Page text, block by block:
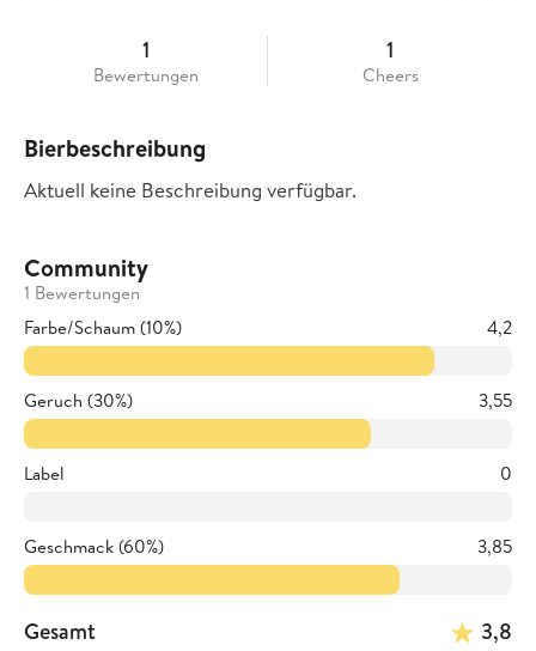
1
Bewertungen
1
Cheers
Bierbeschreibung
Aktuell keine Beschreibung verfügbar.
Community
1 Bewertungen
Farbe/Schaum (10%)
4,2
Geruch (30%) 3,55
Label 0
Geschmack (60%) 3,85
Gesamt 3,8